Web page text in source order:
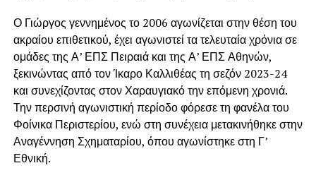
Ο Γιώργος γεννημένος το 2006 αγωνίζεται στην θέση του
ακραίου επιθετικού, έχει αγωνιστεί τα τελευταία χρόνια σε
ομάδες της Α’ ΕΠΣ Πειραιά και της Α’ ΕΠΣ Αθηνών,
ξεκινώντας από τον Ίκαρο Καλλιθέας τη σεζόν 2023-24
και συνεχίζοντας στον Χαραυγιακό την επόμενη χρονιά.
Την περσινή αγωνιστική περίοδο φόρεσε τη φανέλα του
Φοίνικα Περιστερίου, ενώ στη συνέχεια μετακινήθηκε στην
Αναγέννηση Σχηματαρίου, όπου αγωνίστηκε στη Γ’
Εθνική.